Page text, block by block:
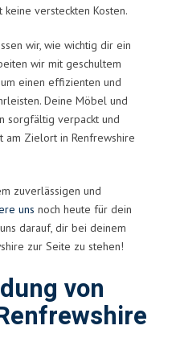
versteckten Kosten.
wir, wie wichtig dir ein
wir mit geschultem
einen effizienten und
Deine Möbel und
sorgfältig verpackt und
am Zielort in Renfrewshire
zuverlässigen und
uns noch heute für dein
darauf, dir bei deinem
zur Seite zu stehen!
von